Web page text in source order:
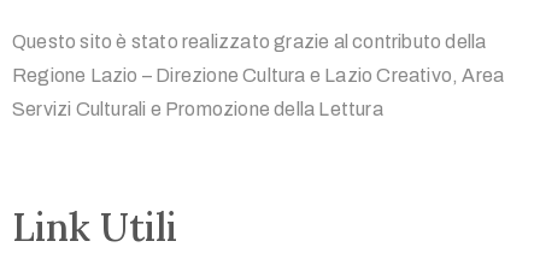
Questo sito è stato realizzato grazie al contributo della
Regione Lazio – Direzione Cultura e Lazio Creativo, Area
Servizi Culturali e Promozione della Lettura
Link Utili